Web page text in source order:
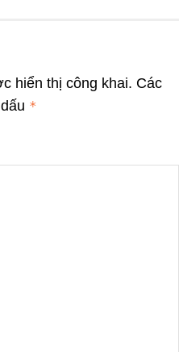
hiển thị công khai. Các
*